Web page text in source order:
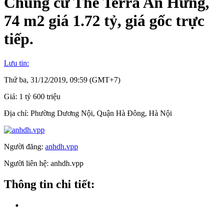
74 m2 giá 1.72 tỷ, giá gốc trực
tiếp.
Lưu tin:
Thứ ba, 31/12/2019, 09:59 (GMT+7)
Giá: 1 tỷ 600 triệu
Địa chỉ: Phường Dương Nội, Quận Hà Đông, Hà Nội
Người đăng: anhdh.vpp
Người liên hệ: anhdh.vpp
Thông tin chi tiết: